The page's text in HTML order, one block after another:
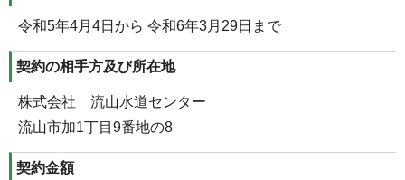
令和5年4月4日から 令和6年3月29日まで
契約の相手方及び所在地
株式会社 流山水道センター
流山市加1丁目9番地の8
契約金額